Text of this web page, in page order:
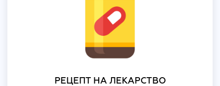
РЕЦЕПТ НА ЛЕКАРСТВО